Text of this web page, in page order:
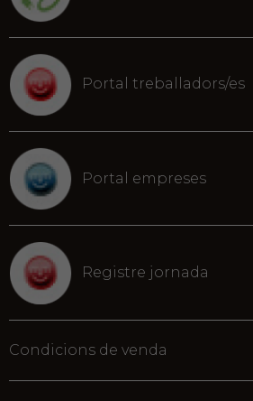
Portal treballadors/es
Portal empreses
Registre jornada
Condicions de venda